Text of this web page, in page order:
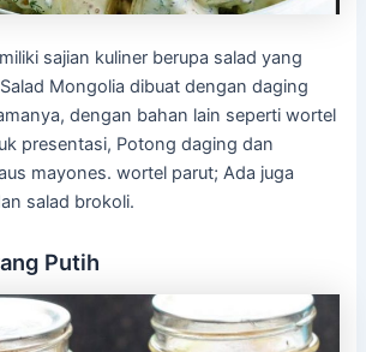
sajian kuliner berupa salad yang
Mongolia dibuat dengan daging
dengan bahan lain seperti wortel
presentasi, Potong daging dan
mayones. wortel parut; Ada juga
salad brokoli.
Putih